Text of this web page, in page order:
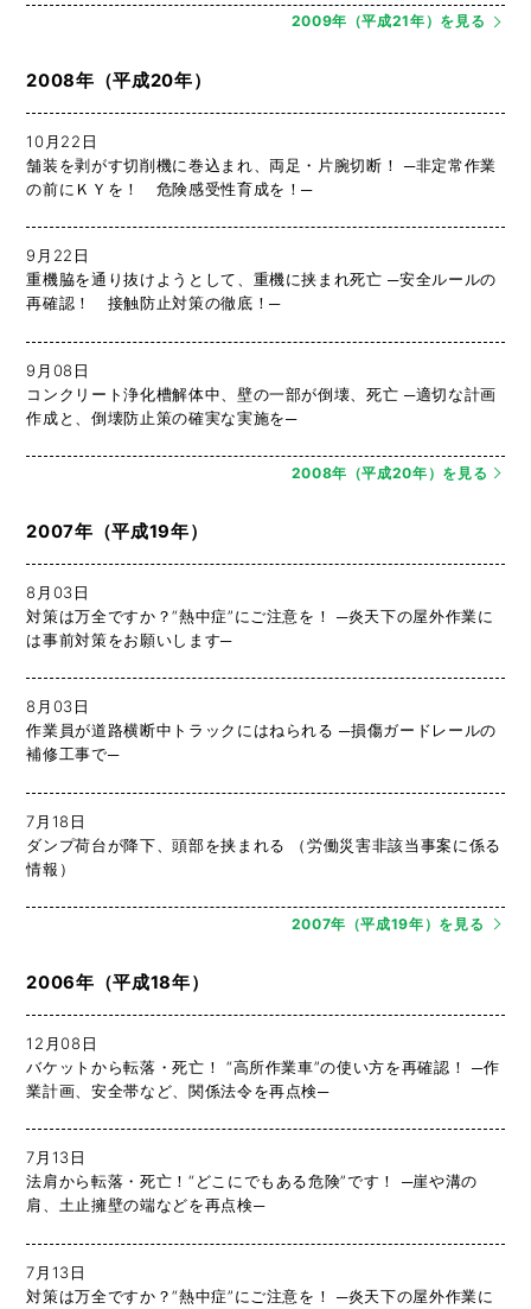
2009年（平成21年）を見る
2008年（平成20年）
10月22日
舗装を剥がす切削機に巻込まれ、両足・片腕切断！ ─非定常作業
の前にＫＹを！ 危険感受性育成を！─
9月22日
重機脇を通り抜けようとして、重機に挟まれ死亡 ─安全ルールの
再確認！ 接触防止対策の徹底！─
9月08日
コンクリート浄化槽解体中、壁の一部が倒壊、死亡 ─適切な計画
作成と、倒壊防止策の確実な実施を─
2008年（平成20年）を見る
2007年（平成19年）
8月03日
対策は万全ですか？“熱中症”にご注意を！ ─炎天下の屋外作業に
は事前対策をお願いします─
8月03日
作業員が道路横断中トラックにはねられる ─損傷ガードレールの
補修工事で─
7月18日
ダンプ荷台が降下、頭部を挟まれる （労働災害非該当事案に係る
情報）
2007年（平成19年）を見る
2006年（平成18年）
12月08日
バケットから転落・死亡！ “高所作業車”の使い方を再確認！ ─作
業計画、安全帯など、関係法令を再点検─
7月13日
法肩から転落・死亡！“どこにでもある危険”です！ ─崖や溝の
肩、土止擁壁の端などを再点検─
7月13日
対策は万全ですか？“熱中症”にご注意を！ ─炎天下の屋外作業に